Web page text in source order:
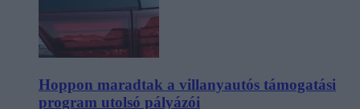
Hoppon maradtak a villanyautós támogatási
program utolsó pályázói